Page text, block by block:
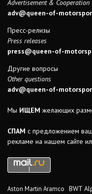
Advertisement & Cooperation
adv@queen-of-
Пресс-релизы
Press releases
press@queen-of-
Другие вопросы
Other questions
adv@queen-of-
Мы ИЩЕМ желающих
СПАМ с предложением
рекламе на нашем сайте
Aston Martin Aramco BWT